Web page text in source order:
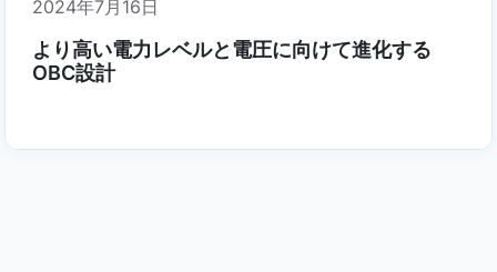
2024年7月16日
より高い電力レベルと電圧に向けて進化する
OBC設計